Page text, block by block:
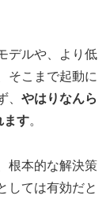
デルや、より低
そこまで起動に
、 やはりなんら
ます。
根本的な解決策
しては有効だと